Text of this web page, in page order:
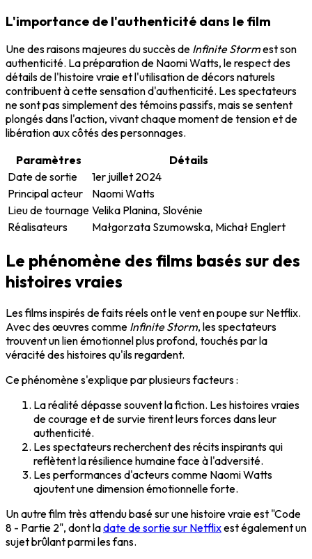
L'importance de l'authenticité dans le film
Une des raisons majeures du succès de Infinite Stormest son
authenticité. La préparation de Naomi Watts, le respect des
détails de l'histoire vraie et l'utilisation de décors naturels
contribuent à cette sensation d'authenticité. Les spectateurs
ne sont pas simplement des témoins passifs, mais se sentent
plongés dans l'action, vivant chaque moment de tension et de
libération aux côtés des personnages.
Paramètres
Détails
Date de sortie
1er juillet 2024
Principal acteur
Naomi Watts
Lieu de tournage Velika Planina, Slovénie
Réalisateurs
Małgorzata Szumowska, Michał Englert
Le phénomène des films basés sur des
histoires vraies
Les films inspirés de faits réels ont le vent en poupe sur Netflix.
Avec des œuvres comme Infinite Storm, les spectateurs
trouvent un lien émotionnel plus profond, touchés par la
véracité des histoires qu'ils regardent.
Ce phénomène s'explique par plusieurs facteurs :
La réalité dépasse souvent la fiction. Les histoires vraies
de courage et de survie tirent leurs forces dans leur
authenticité.
Les spectateurs recherchent des récits inspirants qui
reflètent la résilience humaine face à l'adversité.
Les performances d'acteurs comme Naomi Watts
ajoutent une dimension émotionnelle forte.
Un autre film très attendu basé sur une histoire vraie est "Code
8 - Partie 2", dont ladate de sortie sur Netflixest également un
sujet brûlant parmi les fans.